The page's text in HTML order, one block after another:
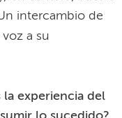
llorar juntos y
físico,
simplemente